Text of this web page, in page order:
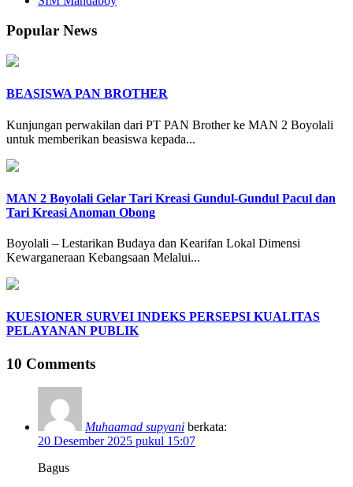
Popular News
BEASISWA PAN BROTHER
Kunjungan perwakilan dari PT PAN Brother ke MAN 2 Boyolali
untuk memberikan beasiswa kepada...
MAN 2 Boyolali Gelar Tari Kreasi Gundul-Gundul Pacul dan
Tari Kreasi Anoman Obong
Boyolali – Lestarikan Budaya dan Kearifan Lokal Dimensi
Kewarganeraan Kebangsaan Melalui...
KUESIONER SURVEI INDEKS PERSEPSI KUALITAS
PELAYANAN PUBLIK
10 Comments
Muhaamad supyani berkata:
20 Desember 2025 pukul 15:07
Bagus